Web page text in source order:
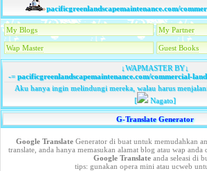
pacificgreenlandscapemaintenance.com/
My Blogs My Partner
Wap Master Guest Books
↓WAPMASTER BY↓
-=pacificgreenlandscapemaintenance.com/commercial-
Aku hanya ingin melindungi mereka, walau harus
[
Nagato]
G-Translate Generator
Google TranslateGenerator di buat untuk memudahkan
translate, anda hanya memasukan alamat blog atau wap
Google Translate anda seleasi di
tips: gunakan opera mini atau ucweb